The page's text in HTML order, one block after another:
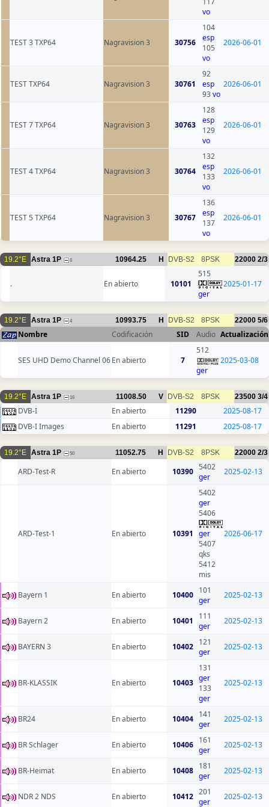
vo
TEST 3 TXP64 Nagravision 3 30756
104
esp
105
vo
2026-06-01
TEST TXP64 Nagravision 3 30761
92
esp
93vo
2026-06-01
TEST 7 TXP64 Nagravision 3 30763
128
esp
129
vo
2026-06-01
TEST 4 TXP64 Nagravision 3 30764
132
esp
133
vo
2026-06-01
TEST 5 TXP64 Nagravision 3 30767
136
esp
137
vo
2026-06-01
19.2°E Astra 1P 6 10964.25 H DVB-S2 8PSK 22000 2/3
. En abierto 10101
515
ger
2025-01-17
19.2°E Astra 1P 4 10993.75 H DVB-S2 8PSK 22000 5/6
Nombre Codificación SID Audio Actualización
SES UHD Demo Channel 06En abierto 7
512
ger
2025-03-08
19.2°E Astra 1P 16 11008.50 V DVB-S2 8PSK 23500 3/4
DVB-I En abierto 11290
2025-08-17
DVB-I Images
En abierto 11291 2025-08-17
19.2°E Astra 1P 50 11052.75 H DVB-S2 8PSK 22000 2/3
ARD-Test-R En abierto 10390 5402
ger
2025-02-13
ARD-Test-1 En abierto 10391
5402
ger
5406
ger
5407
qks
5412
mis
2026-06-17
Bayern 1 En abierto 10400
101
ger
2025-02-13
Bayern 2 En abierto 10401
111
ger
2025-02-13
BAYERN 3 En abierto 10402
121
ger
2025-02-13
BR-KLASSIK En abierto 10403
131
ger
133
ger
2025-02-13
BR24 En abierto 10404
141
ger
2025-02-13
BR Schlager En abierto 10406
161
ger
2025-02-13
BR-Heimat En abierto 10408
181
ger
2025-02-13
NDR 2 NDS En abierto 10412 201
ger
2025-02-13